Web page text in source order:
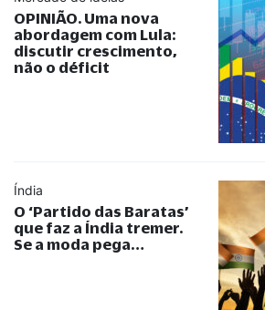
OPINIÃO. Uma nova
abordagem com Lula:
discutir crescimento,
não o déficit
Índia
O ‘Partido das Baratas’
que faz a Índia tremer.
Se a moda pega…